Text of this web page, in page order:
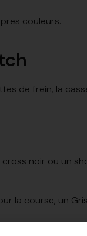
couleurs.
de frein, la
noir ou un
la course, un
vous ne payez